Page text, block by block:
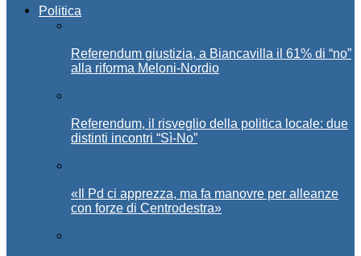
Politica
Referendum giustizia, a Biancavilla il 61% di “no”
alla riforma Meloni-Nordio
Referendum, il risveglio della politica locale: due
distinti incontri “Sì-No”
«Il Pd ci apprezza, ma fa manovre per alleanze
con forze di Centrodestra»